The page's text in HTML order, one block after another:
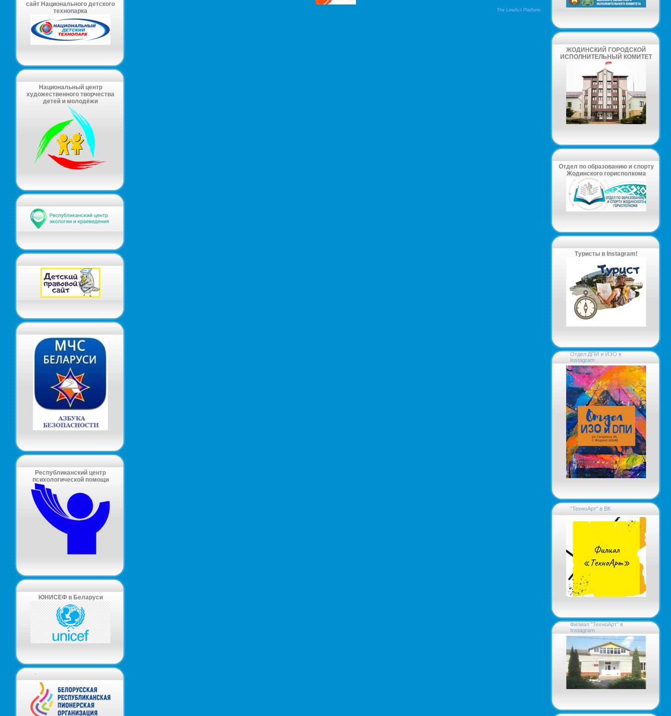
сайт Национального детского
технопарка
Национальный центр
художественного творчества
детей и молодёжи
Республиканский центр
психологической помощи
ЮНИСЕФ в Беларуси
-
The LineAct Platform
ЖОДИНСКИЙ ГОРОДСКОЙ
ИСПОЛНИТЕЛЬНЫЙ КОМИТЕТ
Отдел по образованию и спорту
Жодинского горисполкома
Туристы в Instagram!
Отдел ДПИ и ИЗО в
Instagram
"ТехноАрт" в ВК
Филиал "ТехноАрт" в
Instagram